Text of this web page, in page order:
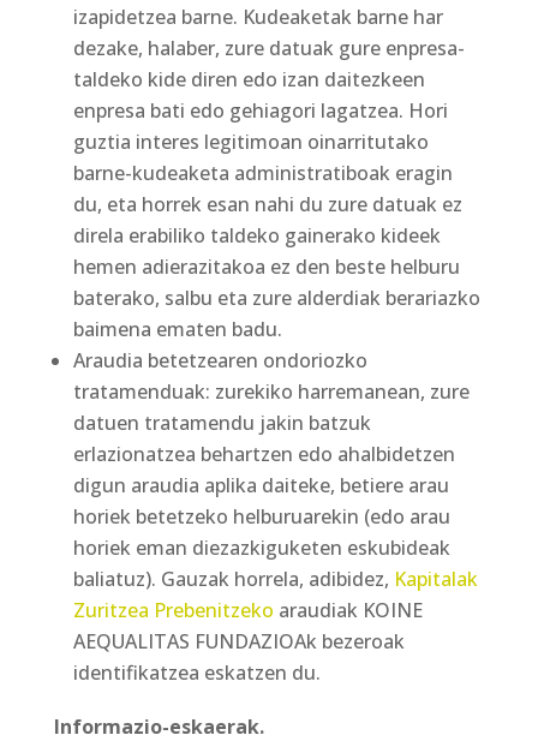
izapidetzea barne. Kudeaketak barne har
dezake, halaber, zure datuak gure enpresa-
taldeko kide diren edo izan daitezkeen
enpresa bati edo gehiagori lagatzea. Hori
guztia interes legitimoan oinarritutako
barne-kudeaketa administratiboak eragin
du, eta horrek esan nahi du zure datuak ez
direla erabiliko taldeko gainerako kideek
hemen adierazitakoa ez den beste helburu
baterako, salbu eta zure alderdiak berariazko
baimena ematen badu.
Araudia betetzearen ondoriozko
tratamenduak: zurekiko harremanean, zure
datuen tratamendu jakin batzuk
erlazionatzea behartzen edo ahalbidetzen
digun araudia aplika daiteke, betiere arau
horiek betetzeko helburuarekin (edo arau
horiek eman diezazkiguketen eskubideak
baliatuz). Gauzak horrela, adibidez, Kapitalak
Zuritzea Prebenitzeko araudiak KOINE
AEQUALITAS FUNDAZIOAk bezeroak
identifikatzea eskatzen du.
Informazio-eskaerak.